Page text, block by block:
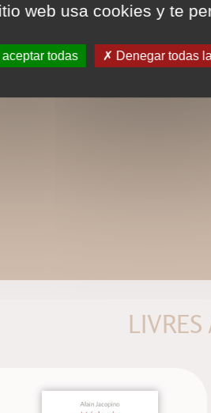
LIVRES
web usa cookies y te
aceptar todas Denegar todas